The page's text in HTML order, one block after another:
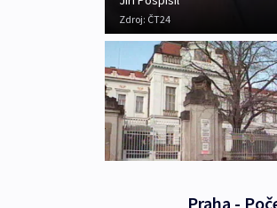
Zdroj: ČT24
Praha -